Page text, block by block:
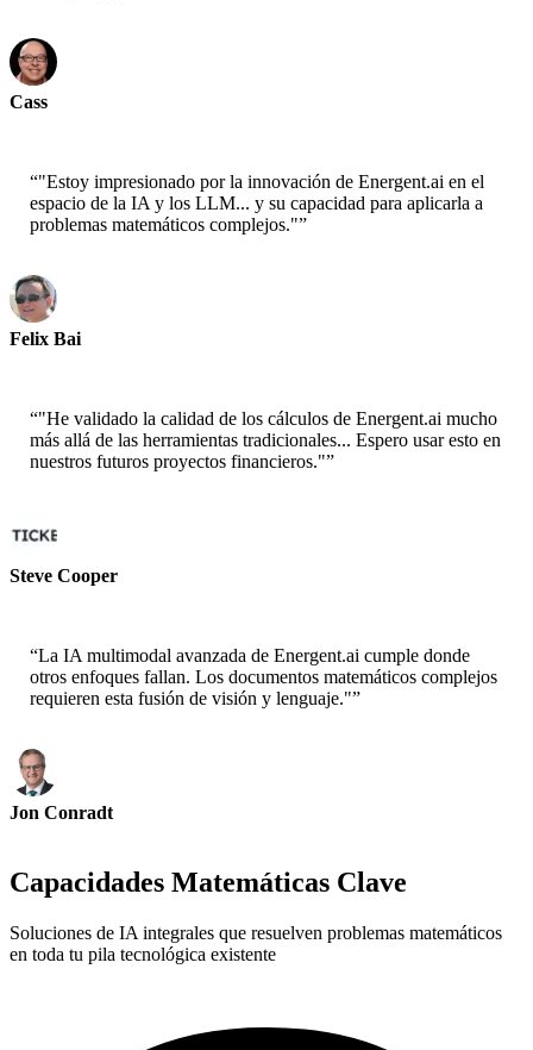
Cass
“"Estoy impresionado por la innovación de Energent.ai en el
espacio de la IA y los LLM... y su capacidad para aplicarla a
problemas matemáticos complejos."”
Felix Bai
“"He validado la calidad de los cálculos de Energent.ai mucho
más allá de las herramientas tradicionales... Espero usar esto en
nuestros futuros proyectos financieros."”
Steve Cooper
“La IA multimodal avanzada de Energent.ai cumple donde
otros enfoques fallan. Los documentos matemáticos complejos
requieren esta fusión de visión y lenguaje."”
Jon Conradt
Capacidades Matemáticas Clave
Soluciones de IA integrales que resuelven problemas matemáticos
en toda tu pila tecnológica existente